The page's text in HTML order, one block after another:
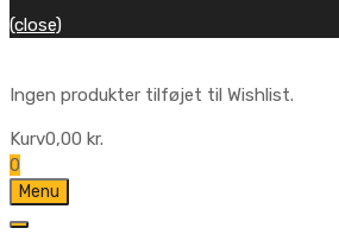
(close)
Ingen produkter tilføjet til Wishlist.
Kurv0,00 kr.
0
Menu